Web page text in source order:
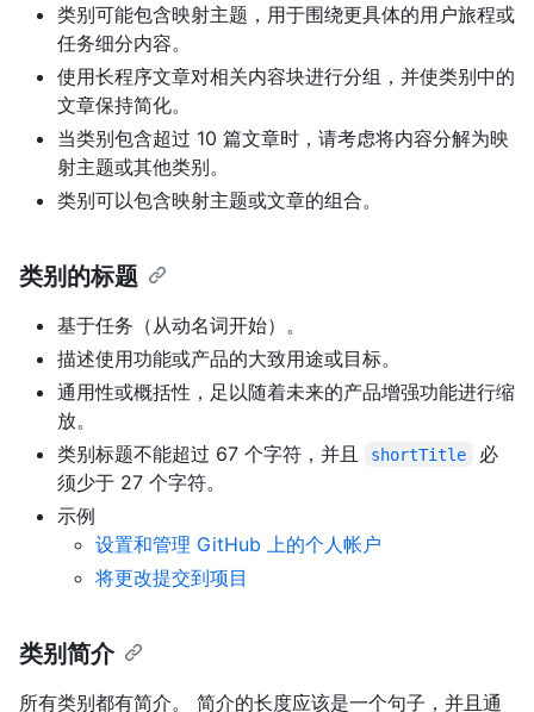
类别可能包含映射主题，用于围绕更具体的用户旅程或
任务细分内容。
使用长程序文章对相关内容块进行分组，并使类别中的
文章保持简化。
当类别包含超过 10 篇文章时，请考虑将内容分解为映
射主题或其他类别。
类别可以包含映射主题或文章的组合。
类别的标题
基于任务（从动名词开始）。
描述使用功能或产品的大致用途或目标。
通用性或概括性，足以随着未来的产品增强功能进行缩
放。
类别标题不能超过 67 个字符，并且
shortTitle
必
须少于 27 个字符。
示例
设置和管理 GitHub 上的个人帐户
将更改提交到项目
类别简介
所有类别都有简介。 简介的长度应该是一个句子，并且通